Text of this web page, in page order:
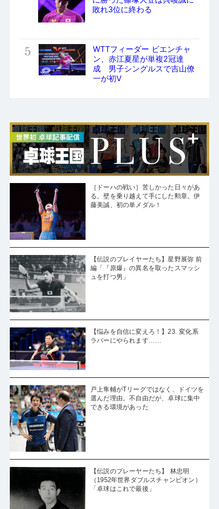
敗れ3位に終わる
5
WTTフィーダー ビエンチャ
ン、赤江夏星が単複2冠達
成 男子シングルスで吉山僚
一が初V
［ドーハの戦い］苦しかった日々があ
る。壁を乗り越えて手にした勲章。伊
藤美誠、初の単メダル！
【伝説のプレイヤーたち】星野展弥 前
編「『原爆』の異名を取ったスマッシ
ュを打つ男」
【悩みを自信に変えろ！】23. 変化系
ラバーにやられます……
戸上隼輔がTリーグではなく、ドイツを
選んだ理由。不自由だが、卓球に集中
できる環境があった
【伝説のプレーヤーたち】 林忠明
（1952年世界ダブルスチャンピオン）
「卓球はこれで最後」